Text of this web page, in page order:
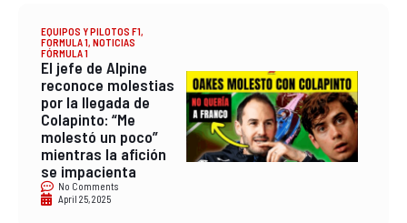
EQUIPOS Y PILOTOS F1,
FORMULA 1, NOTICIAS
FÓRMULA 1
El jefe de Alpine
reconoce molestias
por la llegada de
Colapinto: “Me
molestó un poco”
mientras la afición
se impacienta
No Comments
April 25, 2025